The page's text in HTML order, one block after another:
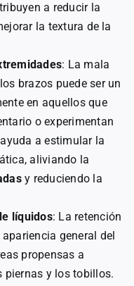
a reducir la
la textura de la
: La mala
brazos puede ser un
en aquellos que
o experimentan
a estimular la
aliviando la
y reduciendo la
líquidos: La retención
general del
propensas a
piernas y los tobillos.